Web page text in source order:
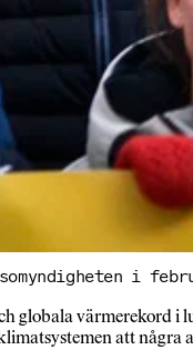
i
globala värmerekord
att